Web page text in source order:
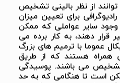
از نظر بالینی تشخیص
برای تعیین میزان
سایر عواملی که ممکن
قرار دهند، به کار برده می
عموما با ترمیم های بزرگ
همراه هستند که از طریق
تشخیص می باشند. پوسیدگی
است تا هنگامی که به حد